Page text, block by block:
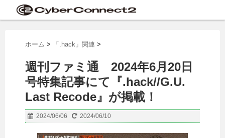
ホーム > 「.hack」関連 >
週刊ファミ通 2024年6月20日
号特集記事にて『.hack//G.U.
Last Recode』が掲載！
2024/06/06 2024/06/10